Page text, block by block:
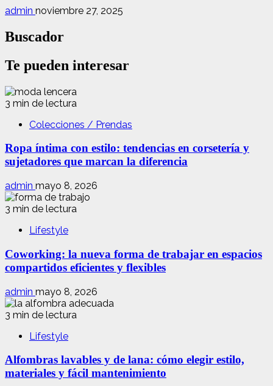
admin noviembre 27, 2025
Buscador
Te pueden interesar
3 min de lectura
Colecciones / Prendas
Ropa íntima con estilo: tendencias en corsetería y
sujetadores que marcan la diferencia
admin mayo 8, 2026
3 min de lectura
Lifestyle
Coworking: la nueva forma de trabajar en espacios
compartidos eficientes y flexibles
admin mayo 8, 2026
3 min de lectura
Lifestyle
Alfombras lavables y de lana: cómo elegir estilo,
materiales y fácil mantenimiento